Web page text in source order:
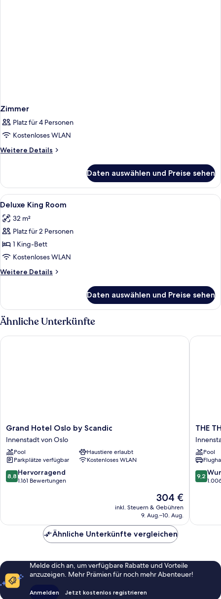
Zimmer
Platz für 4 Personen
Kostenloses WLAN
Weitere Details
Weitere
Daten auswählen und Preise sehen
Alle
Fotos
für
Deluxe
King
Room
anzeigen
Ein Hotelzimmer mit einem großen
5
Deluxe King Room
32 m²
Platz für 2 Personen
1 King-Bett
Kostenloses WLAN
Weitere Details
Weitere
King
Room
Daten auswählen und Preise sehen
Ähnliche Unterkünfte
Grand
Hotel
Oslo
by
Scandic
Innenstadt
von
Grand Hotel Oslo by Scandic
Innenstadt von Oslo
Pool
Haustiere erlaubt
Parkplätze verfügbar
Kostenloses WLAN
8.8
von
8,8 Hervorragend
1.161 Bewertungen
Der
Preis
beträgt
304 €
inkl. Steuern & Gebühren
9. Aug.–10. Aug.
Grand Hotel Oslo by Scandic
THE
THIEF
von
Oslo
THE
Pool
9.2
von
9,2
THE
Ähnliche Unterkünfte vergleichen
Melde dich an, um verfügbare Rabatte und Vorteile
anzuzeigen. Mehr Prämien für noch mehr Abenteuer!
Anmelden Jetzt kostenlos registrieren